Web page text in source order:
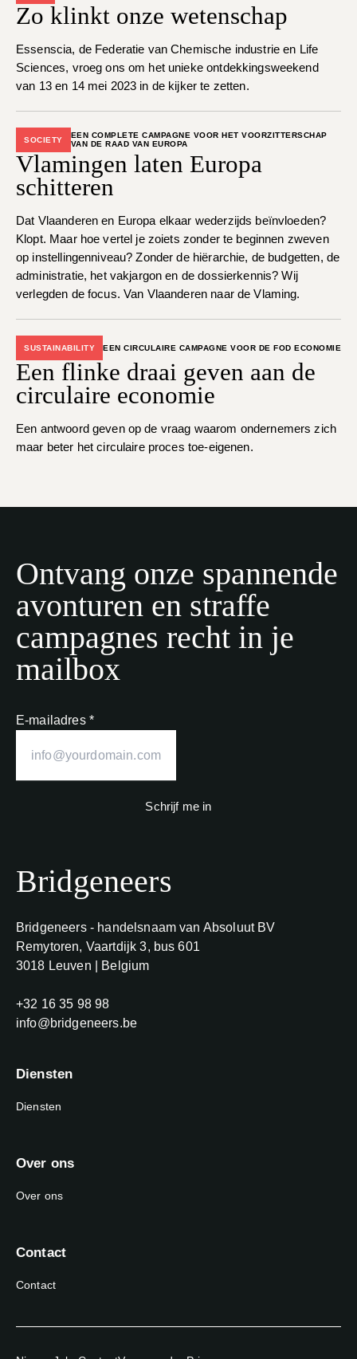
Zo klinkt onze wetenschap
Essenscia, de Federatie van Chemische industrie en Life
Sciences, vroeg ons om het unieke ontdekkingsweekend
van 13 en 14 mei 2023 in de kijker te zetten.
Vlamingen laten Europa
schitteren
Dat Vlaanderen en Europa elkaar wederzijds beïnvloeden?
Klopt. Maar hoe vertel je zoiets zonder te beginnen zweven
op instellingenniveau? Zonder de hiërarchie, de budgetten, de
administratie, het vakjargon en de dossierkennis? Wij
verlegden de focus. Van Vlaanderen naar de Vlaming.
SOCIETY
EEN COMPLETE CAMPAGNE VOOR HET VOORZITTERSCHAP
VAN DE RAAD VAN EUROPA
Een flinke draai geven aan de
circulaire economie
Een antwoord geven op de vraag waarom ondernemers zich
maar beter het circulaire proces toe-eigenen.
SUSTAINABILITY EEN CIRCULAIRE CAMPAGNE VOOR DE FOD ECONOMIE
Ontvang onze spannende
avonturen en straffe
campagnes recht in je
mailbox
E-mailadres *
Schrijf me in
Bridgeneers
Adres
Bridgeneers - handelsnaam van Absoluut BV
Remytoren, Vaartdijk 3, bus 601
3018 Leuven | Belgium
Telefoonnummer
+32 16 35 98 98
E-mail
info@bridgeneers.be
Diensten
Diensten
Over ons
Over ons
Contact
Contact